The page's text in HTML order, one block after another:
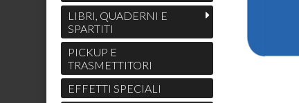
LIBRI, QUADERNI E
SPARTITI
PICKUP E
TRASMETTITORI
EFFETTI SPECIALI